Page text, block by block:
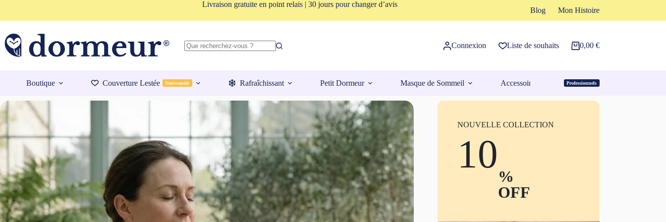
contenu
Livraison gratuite en point relais | 30 jours pour changer d’avis
Blog Mon Histoire
Connexion Liste de souhaits
Panier
0,00 €
Boutique Couverture Lestée Nouveautés Rafraîchissant Petit Dormeur Masque de Sommeil Accessoires Espace Pro
Professionnels
NOUVELLE COLLECTION
10
%
OFF